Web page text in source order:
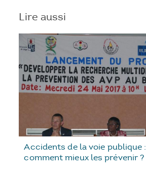
Lire aussi
Accidents de la voie publique :
comment mieux les prévenir ?